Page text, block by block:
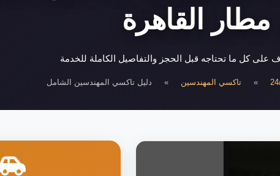
مطار القاهرة
كل ما تحتاجه قبل الحجز والتفاصيل الكاملة للخدمة
» تاكسي المهندسين » دليل تاكسي المهندسين الشامل